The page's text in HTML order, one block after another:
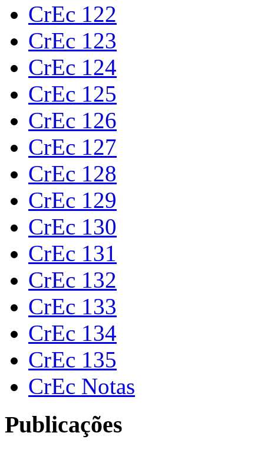
CrEc 122
CrEc 123
CrEc 124
CrEc 125
CrEc 126
CrEc 127
CrEc 128
CrEc 129
CrEc 130
CrEc 131
CrEc 132
CrEc 133
CrEc 134
CrEc 135
CrEc Notas
Publicações